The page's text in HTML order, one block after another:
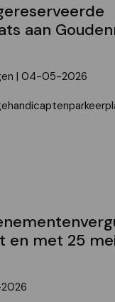
aan
| 04-05-2026
en met 25